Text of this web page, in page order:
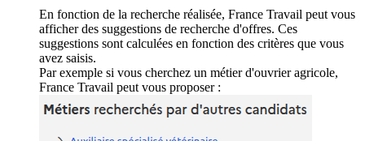
En fonction de la recherche réalisée, France Travail peut vous
afficher des suggestions de recherche d'offres. Ces
suggestions sont calculées en fonction des critères que vous
avez saisis.
Par exemple si vous cherchez un métier d'ouvrier agricole,
France Travail peut vous proposer :